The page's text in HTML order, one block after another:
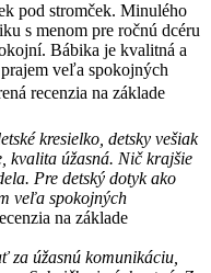
pod stromček. Minulého
s menom pre ročnú dcéru
Bábika je kvalitná a
veľa spokojných
recenzia na základe
kresielko, detsky vešiak
kvalita úžasná. Nič krajšie
Pre detský dotyk ako
veľa spokojných
na základe
za úžasnú komunikáciu,